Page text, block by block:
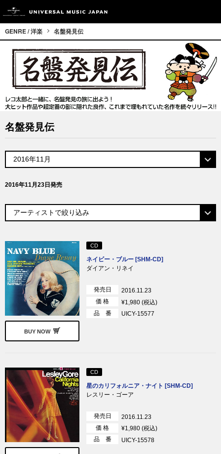
GENRE / 洋楽 名盤発見伝
名盤発見伝
2016年11月23日発売
BUY NOW
CD
ネイビー・ブルー [SHM-CD]
ダイアン・リネイ
発売日
2016.11.23
価 格
¥1,980 (税込)
品 番
UICY-15577
CD
星のカリフォルニア・ナイト [SHM-CD]
レスリー・ゴーア
発売日
2016.11.23
価 格
¥1,980 (税込)
品 番
UICY-15578